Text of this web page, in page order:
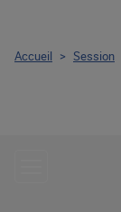
Accueil > Session